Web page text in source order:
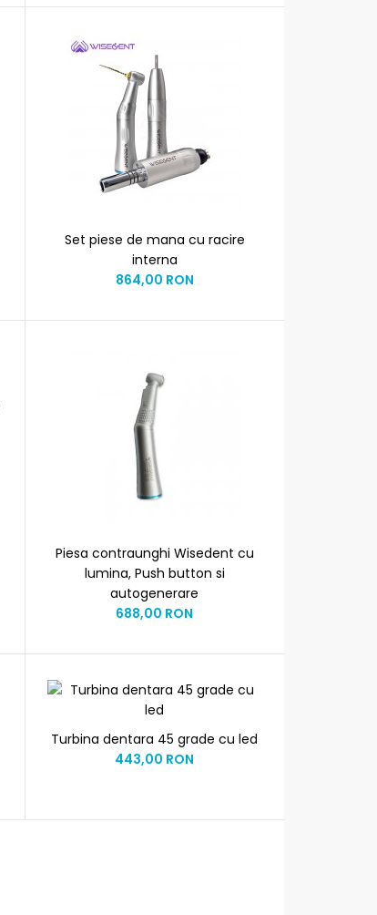
Set piese de mana cu racire
interna
864,00 RON
Piesa contraunghi Wisedent cu
lumina, Push button si
autogenerare
688,00 RON
Turbina dentara 45 grade cu led
443,00 RON